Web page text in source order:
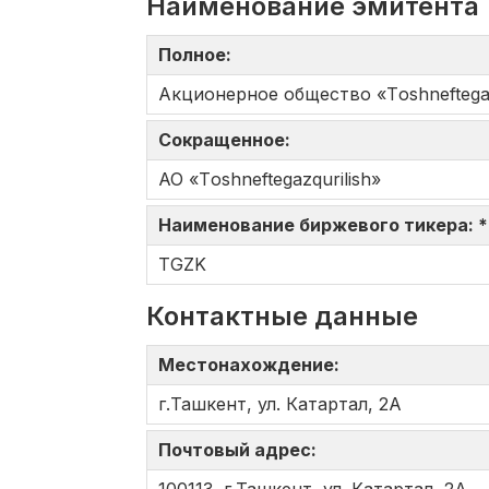
Полное:
Акционерное общество
Сокращенное:
АО «Tоshneftеgazqurilish»
Наименование биржевого тикера: *
TGZK
Контактные данные
Местонахождение:
г.Ташкент, ул. Катартал, 2А
Почтовый адрес: